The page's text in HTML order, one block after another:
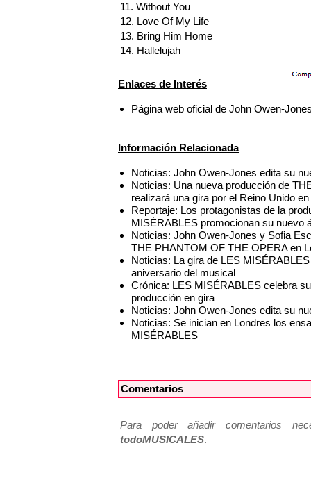
11. Without You
12. Love Of My Life
13. Bring Him Home
14. Hallelujah
Enlaces de Interés
Página web oficial de John Owen-
Información Relacionada
Noticias: John Owen-Jones edita su
Noticias: Una nueva producción de
realizará una gira por el Reino Unido
Reportaje: Los protagonistas de la
MISÉRABLES promocionan su nuevo
Noticias: John Owen-Jones y Sofia
THE PHANTOM OF THE OPERA en
Noticias: La gira de LES
aniversario del musical
Crónica: LES MISÉRABLES celebra
producción en gira
Noticias: John Owen-Jones edita su
Noticias: Se inician en Londres los
MISÉRABLES
Comentarios
Para poder añadir comentarios
todoMUSICALES.